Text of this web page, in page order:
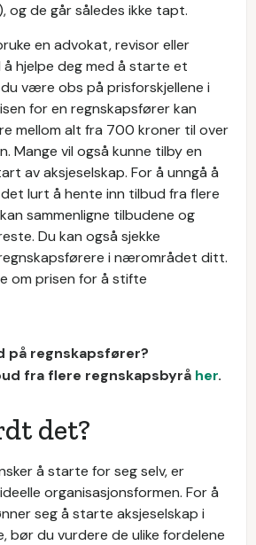
og de går således ikke tapt.
en advokat, revisor eller
hjelpe deg med å starte et
være obs på prisforskjellene i
for en regnskapsfører kan
mellom alt fra 700 kroner til over
Mange vil også kunne tilby en
av aksjeselskap. For å unngå å
lurt å hente inn tilbud fra flere
sammenligne tilbudene og
Du kan også sjekke
i nærområdet ditt.
om prisen for å stifte
på regnskapsfører?
fra flere regnskapsbyrå her.
det?
å starte for seg selv, er
organisasjonsformen. For å
seg å starte aksjeselskap i
bør du vurdere de ulike fordelene